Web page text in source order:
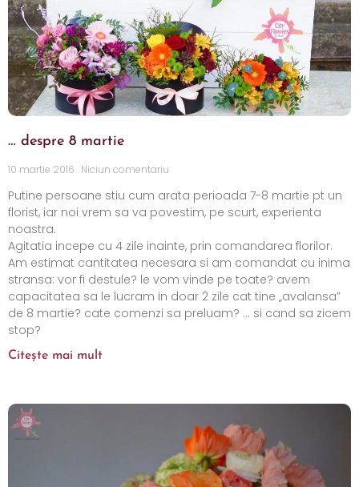
… despre 8 martie
10 martie 2016 Niciun comentariu
Putine persoane stiu cum arata perioada 7-8 martie pt un
florist, iar noi vrem sa va povestim, pe scurt, experienta
noastra.
Agitatia incepe cu 4 zile inainte, prin comandarea florilor.
Am estimat cantitatea necesara si am comandat cu inima
stransa: vor fi destule? le vom vinde pe toate? avem
capacitatea sa le lucram in doar 2 zile cat tine „avalansa”
de 8 martie? cate comenzi sa preluam? … si cand sa zicem
stop?
Citește mai mult